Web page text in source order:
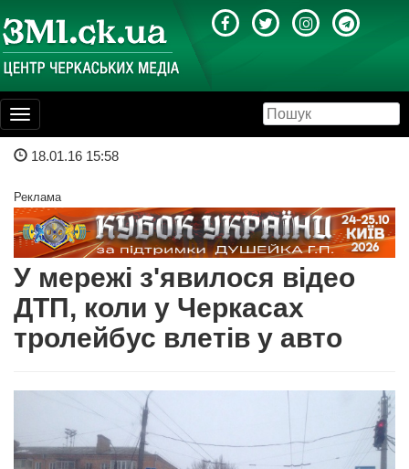
Toggle
navigation
18.01.16 15:58
Реклама
У мережі з'явилося відео
ДТП, коли у Черкасах
тролейбус влетів у авто